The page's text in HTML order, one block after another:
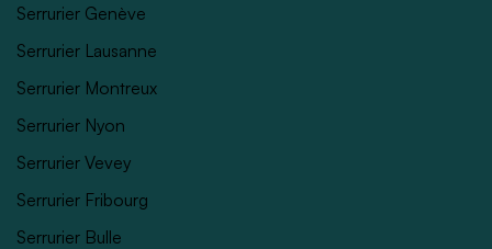
Serrurier Genève
Serrurier Lausanne
Serrurier Montreux
Serrurier Nyon
Serrurier Vevey
Serrurier Fribourg
Serrurier Bulle